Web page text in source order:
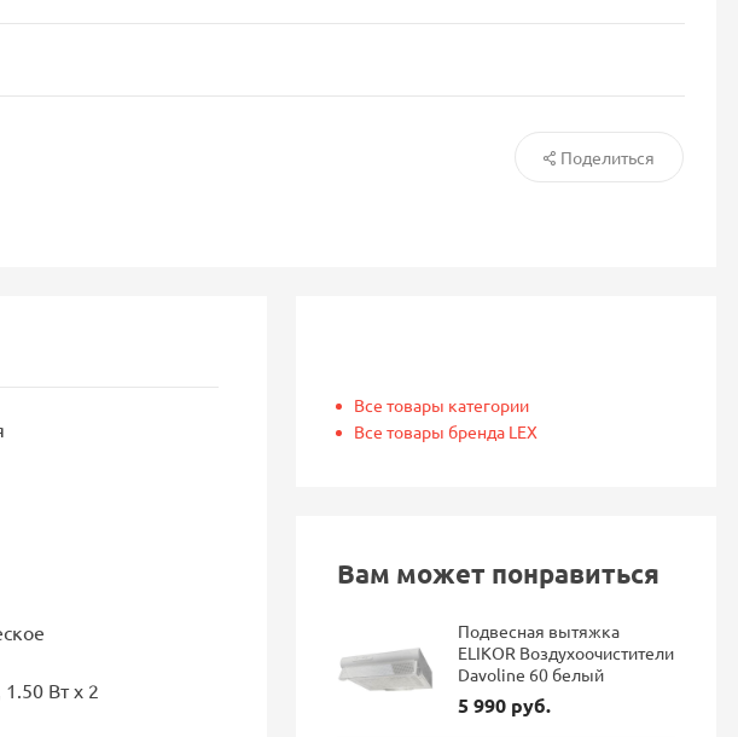
Поделиться
Вт х 2
Все товары категории
Все товары бренда LEX
Вам может понравиться
Подвесная вытяжка
ELIKOR Воздухоочистители
Davoline 60 белый
5 990 руб.